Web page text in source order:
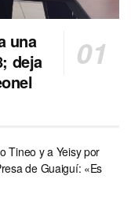
una
deja
Tineo y a Yeisy por
de Guaiguí: «Es